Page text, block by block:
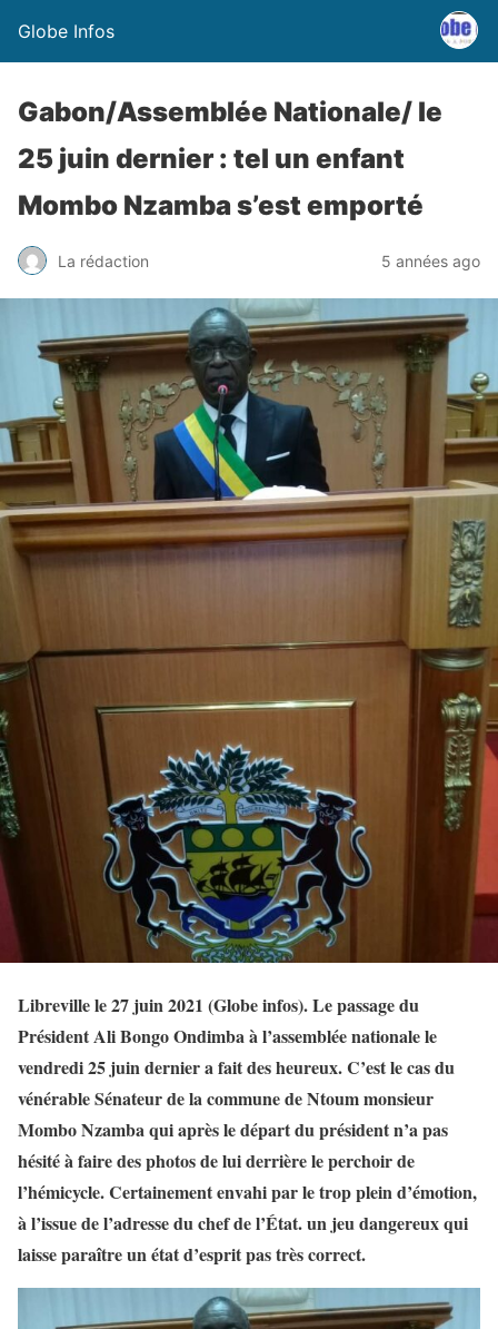
Globe Infos
Gabon/Assemblée Nationale/ le
25 juin dernier : tel un enfant
Mombo Nzamba s’est emporté
La rédaction 5 années ago
Libreville le 27 juin 2021 (Globe infos). Le passage du
Président Ali Bongo Ondimba à l’assemblée nationale le
vendredi 25 juin dernier a fait des heureux. C’est le cas du
vénérable Sénateur de la commune de Ntoum monsieur
Mombo Nzamba qui après le départ du président n’a pas
hésité à faire des photos de lui derrière le perchoir de
l’hémicycle. Certainement envahi par le trop plein d’émotion,
à l’issue de l’adresse du chef de l’État. un jeu dangereux qui
laisse paraître un état d’esprit pas très correct.